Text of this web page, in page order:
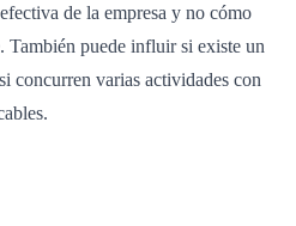
de la empresa y no cómo
También puede influir si existe un
concurren varias actividades con